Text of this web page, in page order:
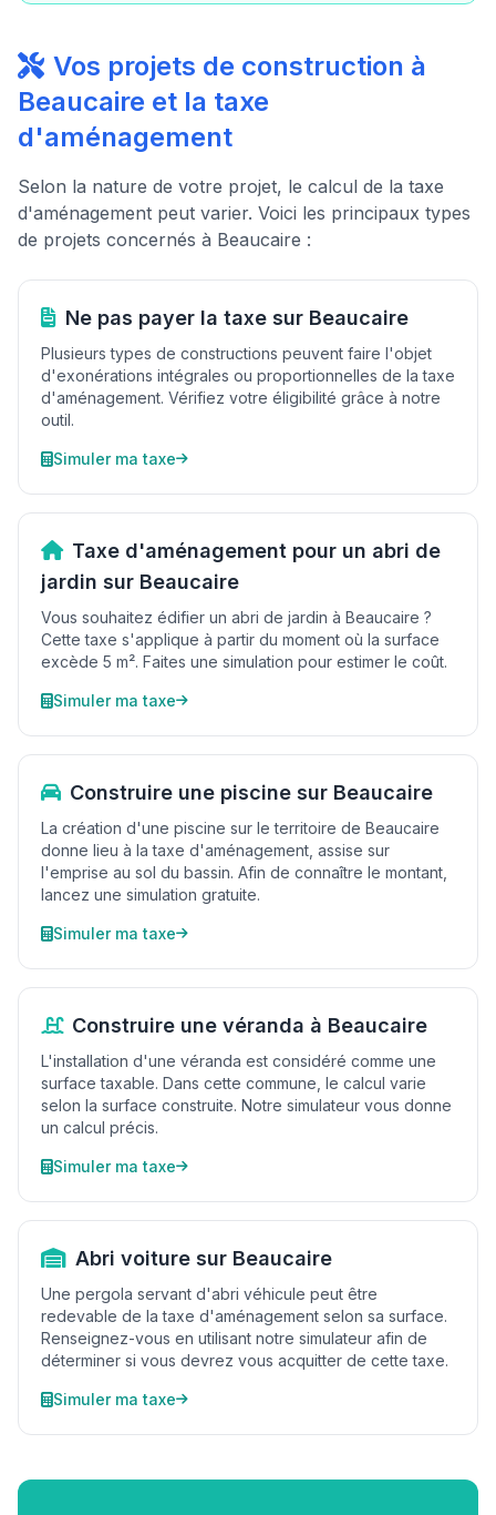
Vos projets de construction à
Beaucaire et la taxe
d'aménagement
Selon la nature de votre projet, le calcul de la taxe
d'aménagement peut varier. Voici les principaux types
de projets concernés à Beaucaire :
Ne pas payer la taxe sur Beaucaire
Plusieurs types de constructions peuvent faire l'objet
d'exonérations intégrales ou proportionnelles de la taxe
d'aménagement. Vérifiez votre éligibilité grâce à notre
outil.
Simuler ma taxe
Taxe d'aménagement pour un abri de
jardin sur Beaucaire
Vous souhaitez édifier un abri de jardin à Beaucaire ?
Cette taxe s'applique à partir du moment où la surface
excède 5 m². Faites une simulation pour estimer le coût.
Simuler ma taxe
Construire une piscine sur Beaucaire
La création d'une piscine sur le territoire de Beaucaire
donne lieu à la taxe d'aménagement, assise sur
l'emprise au sol du bassin. Afin de connaître le montant,
lancez une simulation gratuite.
Simuler ma taxe
Construire une véranda à Beaucaire
L'installation d'une véranda est considéré comme une
surface taxable. Dans cette commune, le calcul varie
selon la surface construite. Notre simulateur vous donne
un calcul précis.
Simuler ma taxe
Abri voiture sur Beaucaire
Une pergola servant d'abri véhicule peut être
redevable de la taxe d'aménagement selon sa surface.
Renseignez-vous en utilisant notre simulateur afin de
déterminer si vous devrez vous acquitter de cette taxe.
Simuler ma taxe